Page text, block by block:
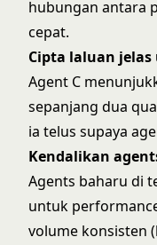
hubungan antara
cepat.
Cipta laluan
Agent C
sepanjang dua
ia telus supaya
Kendalikan
Agents baharu di
untuk
volume konsisten